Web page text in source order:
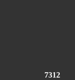
7312